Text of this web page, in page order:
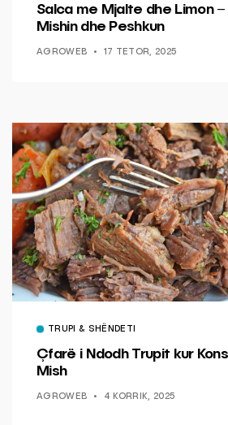
Salca me Mjalte dhe Limon
Mishin dhe Peshkun
AGROWEB 17 TETOR, 2025
TRUPI & SHËNDETI
Çfarë i Ndodh Trupit kur
Mish
AGROWEB 4 KORRIK, 2025